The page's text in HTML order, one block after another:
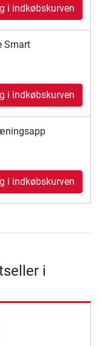
i indkøbskurven
Smart
i indkøbskurven
i indkøbskurven
i